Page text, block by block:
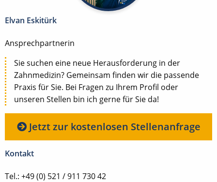
Elvan Eskitürk
Ansprechpartnerin
Sie suchen eine neue Herausforderung in der
Zahnmedizin? Gemeinsam finden wir die passende
Praxis für Sie. Bei Fragen zu Ihrem Profil oder
unseren Stellen bin ich gerne für Sie da!
Jetzt zur kostenlosen Stellenanfrage
Kontakt
Tel.: +49 (0) 521 / 911 730 42